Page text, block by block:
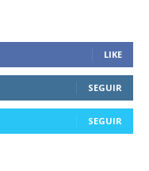
LIKE
SEGUIR
SEGUIR